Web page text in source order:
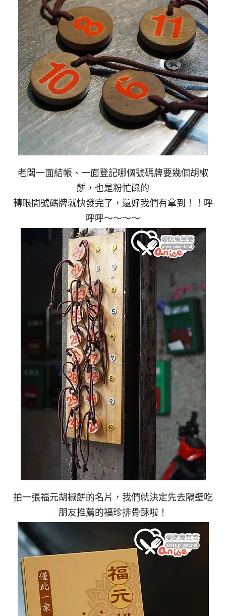
老闆一面結帳、一面登記哪個號碼牌要幾個胡椒
餅，也是粉忙碌的
轉眼間號碼牌就快發完了，還好我們有拿到！！呼
呼呼～～～～
拍一張福元胡椒餅的名片，我們就決定先去隔壁吃
朋友推薦的福珍排骨酥啦！